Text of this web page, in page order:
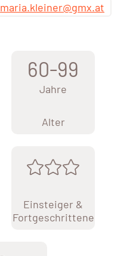
maria.kleiner@gmx.at
60-99
Jahre
Alter
Einsteiger &
Fortgeschrittene